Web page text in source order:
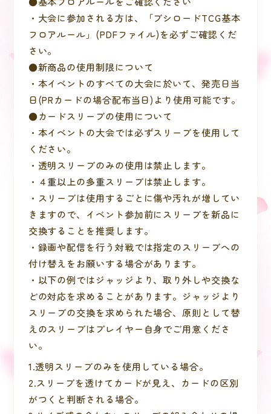
・大会に参加される方は、「ブシロードTCG基本
フロアルール」(PDFファイル)を必ずご確認くだ
さい。
●新商品の使用制限について
・本イベントのすべての大会に於いて、発売日当
日(PRカードの場合配布当日)より使用可能です。
●カードスリーブの使用について
・本イベントの大会では必ずスリーブを使用して
ください。
・透明スリーブのみの使用は禁止します。
・４重以上の多重スリーブは禁止します。
・スリーブは使用するごとに傷や汚れが増してい
きますので、イベント参加前にスリーブを新品に
交換することを推奨します。
・録画や配信を行う対戦では指定のスリーブへの
付け替えをお願いする場合があります。
・以下の例ではジャッジより、取り外しや交換な
どの対応を求めることがあります。ジャッジより
スリーブの交換を求められた場合、原則として替
えのスリーブはプレイヤー自身でご用意くださ
い。
1.透明スリーブのみを使用している場合。
2.スリーブを透けてカードが見え、カードの区別
がつくと判断される場合。